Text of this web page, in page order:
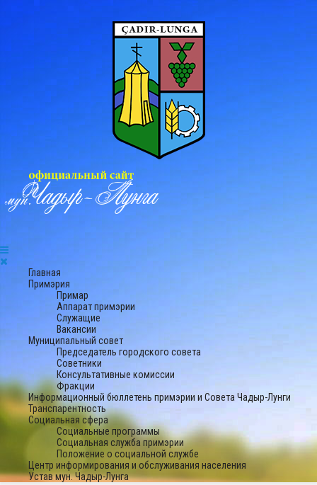
Главная
Примэрия
Примар
Аппарат примэрии
Служащие
Вакансии
Муниципальный совет
Председатель городского совета
Советники
Консультативные комиссии
Фракции
Информационный бюллетень примэрии и Совета Чадыр-Лунги
Транспарентность
Социальная сфера
Социальные программы
Социальная служба примэрии
Положение о социальной службе
Центр информирования и обслуживания населения
Устав мун. Чадыр-Лунга